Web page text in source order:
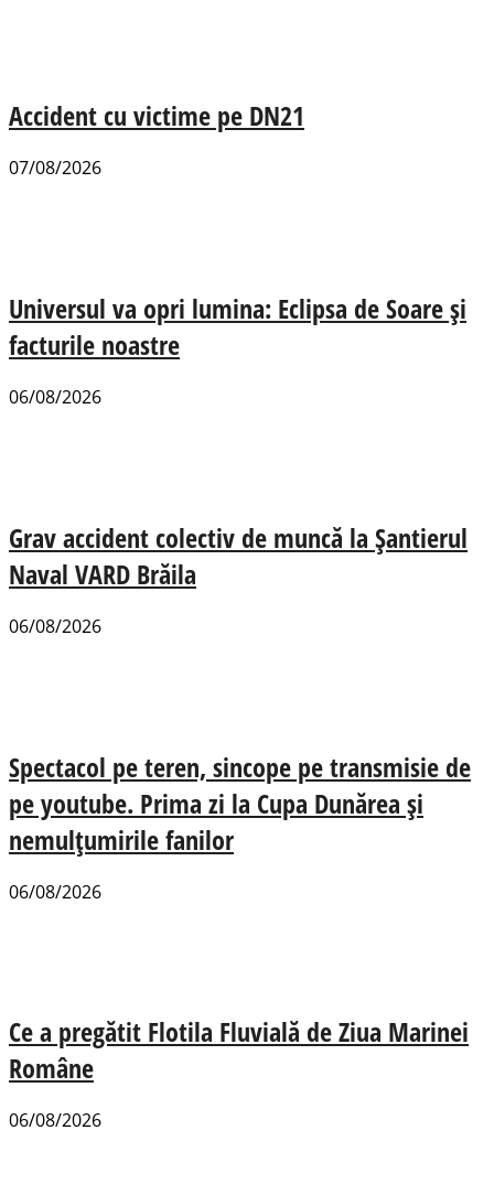
Accident cu victime pe DN21
07/08/2026
Universul va opri lumina: Eclipsa de Soare și
facturile noastre
06/08/2026
Grav accident colectiv de muncă la Șantierul
Naval VARD Brăila
06/08/2026
Spectacol pe teren, sincope pe transmisie de
pe youtube. Prima zi la Cupa Dunărea și
nemulțumirile fanilor
06/08/2026
Ce a pregătit Flotila Fluvială de Ziua Marinei
Române
06/08/2026